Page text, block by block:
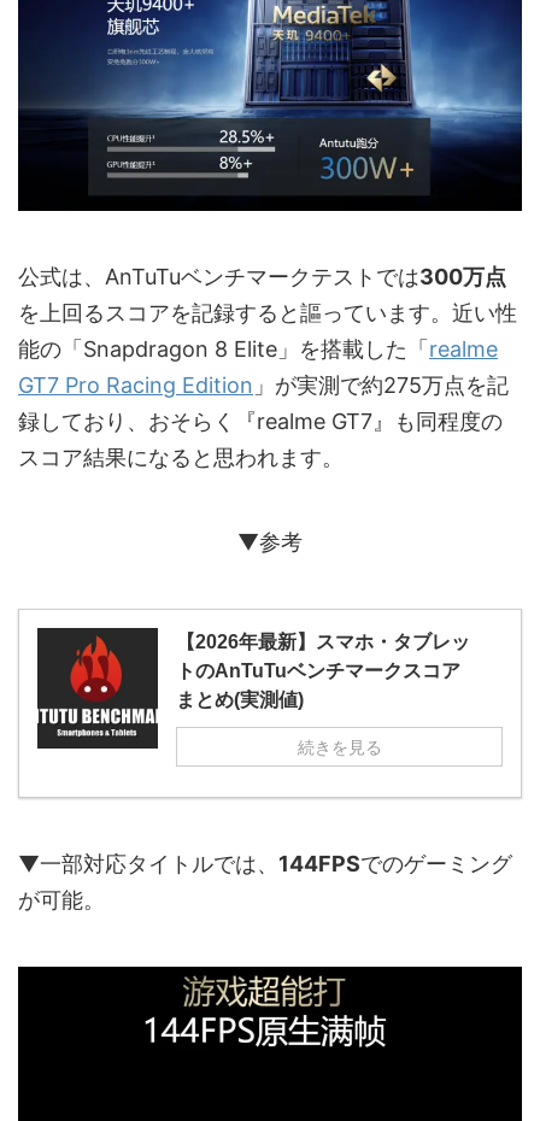
公式は、AnTuTuベンチマークテストでは300万点
を上回るスコアを記録すると謳っています。近い性
能の「Snapdragon 8 Elite」を搭載した「 realme
GT7 Pro Racing Edition 」が実測で約275万点を記
録しており、おそらく『realme GT7』も同程度の
スコア結果になると思われます。
▼参考
【2026年最新】スマホ・タブレッ
トのAnTuTuベンチマークスコア
まとめ(実測値)
続きを見る
▼一部対応タイトルでは、 144FPSでのゲーミング
が可能。